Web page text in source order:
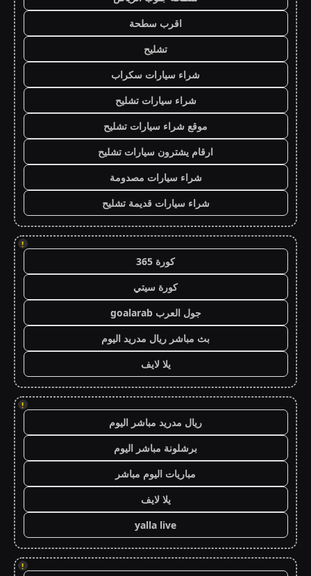
اقرب سطحة
تشليح
شراء سيارات سكراب
شراء سيارات تشليح
موقع شراء سيارات تشليح
ارقام يشترون سيارات تشليح
شراء سيارات مصدومة
شراء سيارات قديمة تشليح
!
كورة 365
كورة سيتي
جول العرب goalarab
بث مباشر ريال مدريد اليوم
يلا لايف
!
ريال مدريد مباشر اليوم
برشلونة مباشر اليوم
مباريات اليوم مباشر
يلا لايف
yalla live
!